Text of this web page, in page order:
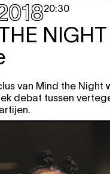
20:30
NIGHT
van Mind the Night
debat tussen